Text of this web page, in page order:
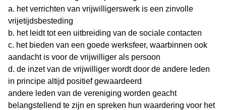
a. het verrichten van vrijwilligerswerk is een zinvolle
vrijetijdsbesteding
b. het leidt tot een uitbreiding van de sociale contacten
c. het bieden van een goede werksfeer, waarbinnen ook
aandacht is voor de vrijwilliger als persoon
d. de inzet van de vrijwilliger wordt door de andere leden
in principe altijd positief gewaardeerd
andere leden van de vereniging worden geacht
belangstellend te zijn en spreken hun waardering voor het